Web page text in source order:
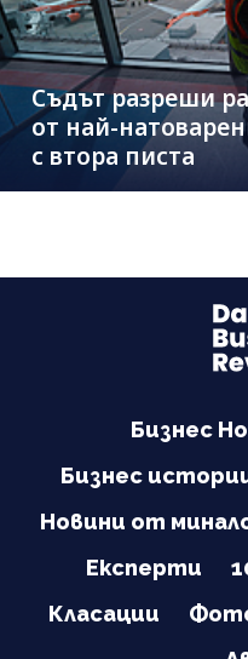
Съдът разреши
от най-
с втора писта
Бизнес
Бизнес
Новини от
Експерти
Класации